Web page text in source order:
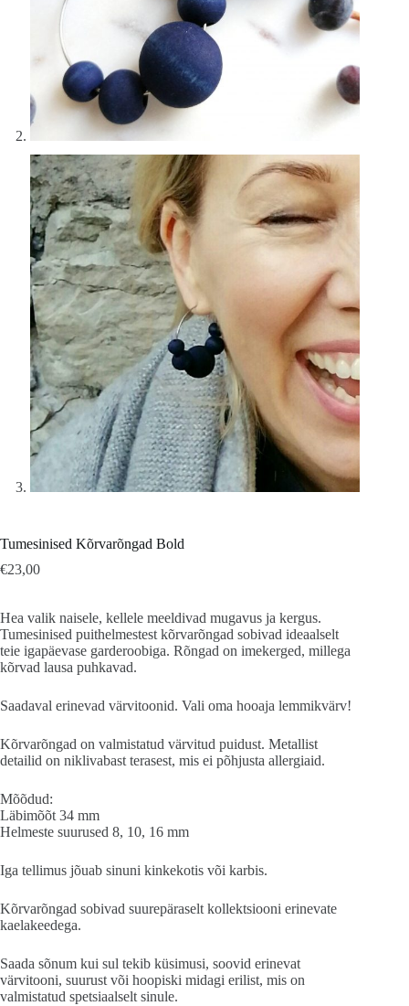
Tumesinised Kõrvarõngad Bold
€23,00
Hea valik naisele, kellele meeldivad mugavus ja kergus.
Tumesinised puithelmestest kõrvarõngad sobivad ideaalselt
teie igapäevase garderoobiga. Rõngad on imekerged, millega
kõrvad lausa puhkavad.
Saadaval erinevad värvitoonid. Vali oma hooaja lemmikvärv!
Kõrvarõngad on valmistatud värvitud puidust. Metallist
detailid on niklivabast terasest, mis ei põhjusta allergiaid.
Mõõdud:
Läbimõõt 34 mm
Helmeste suurused 8, 10, 16 mm
Iga tellimus jõuab sinuni kinkekotis või karbis.
Kõrvarõngad sobivad suurepäraselt kollektsiooni erinevate
kaelakeedega.
Saada sõnum kui sul tekib küsimusi, soovid erinevat
värvitooni, suurust või hoopiski midagi erilist, mis on
valmistatud spetsiaalselt sinule.